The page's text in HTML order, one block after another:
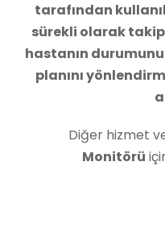
tarafından
sürekli olarak
hastanın
planını
Diğer hizmet
Monitörü